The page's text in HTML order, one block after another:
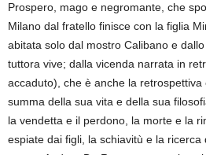
Prospero, mago e negromante, che
Milano dal fratello finisce con la figlia
abitata solo dal mostro Calibano e
tuttora vive; dalla vicenda narrata in
accaduto), che è anche la retrospettiva
summa della sua vita e della sua
la vendetta e il perdono, la morte e la
espiate dai figli, la schiavitù e la